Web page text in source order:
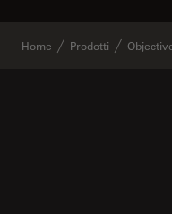
Home Prodotti